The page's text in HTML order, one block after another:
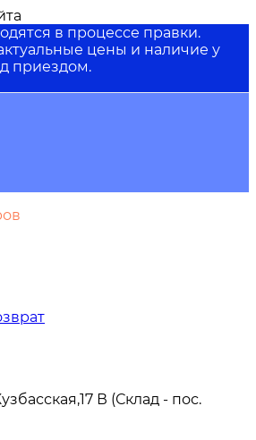
в процессе правки.
цены и наличие у
приездом.
В (Склад - пос.